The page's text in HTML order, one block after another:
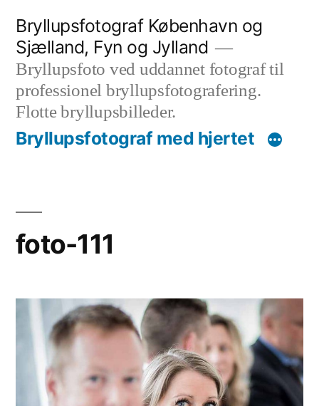
indhold
Bryllupsfotograf København og
Sjælland, Fyn og Jylland
Bryllupsfoto ved uddannet fotograf til
professionel bryllupsfotografering.
Flotte bryllupsbilleder.
Bryllupsfotograf med hjertet
foto-111